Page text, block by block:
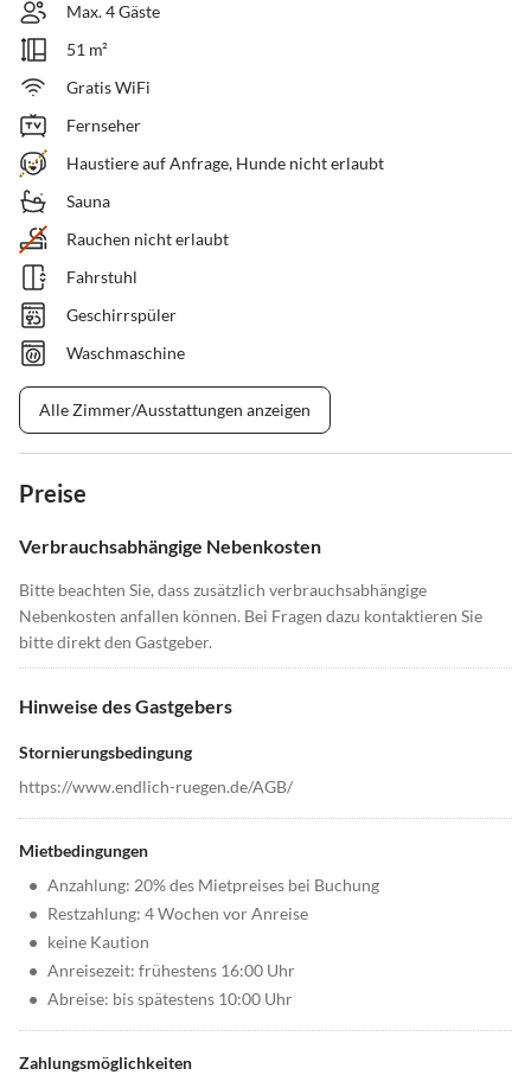
Max. 4 Gäste
51 m²
Gratis WiFi
Fernseher
Haustiere auf Anfrage, Hunde nicht erlaubt
Sauna
Rauchen nicht erlaubt
Fahrstuhl
Geschirrspüler
Waschmaschine
Alle Zimmer/Ausstattungen anzeigen
Preise
Verbrauchsabhängige Nebenkosten
Bitte beachten Sie, dass zusätzlich verbrauchsabhängige
Nebenkosten anfallen können. Bei Fragen dazu kontaktieren Sie
bitte direkt den Gastgeber.
Hinweise des Gastgebers
Stornierungsbedingung
https://www.endlich-ruegen.de/AGB/
Mietbedingungen
• Anzahlung: 20% des Mietpreises bei Buchung
• Restzahlung: 4 Wochen vor Anreise
• keine Kaution
• Anreisezeit: frühestens 16:00 Uhr
• Abreise: bis spätestens 10:00 Uhr
Zahlungsmöglichkeiten